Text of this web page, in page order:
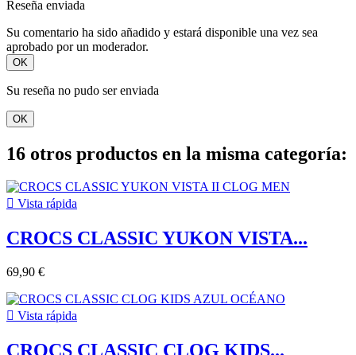
Reseña enviada
Su comentario ha sido añadido y estará disponible una vez sea
aprobado por un moderador.
OK
Su reseña no pudo ser enviada
OK
16 otros productos en la misma categoría:
 Vista rápida
CROCS CLASSIC YUKON VISTA...
69,90 €
 Vista rápida
CROCS CLASSIC CLOG KIDS...